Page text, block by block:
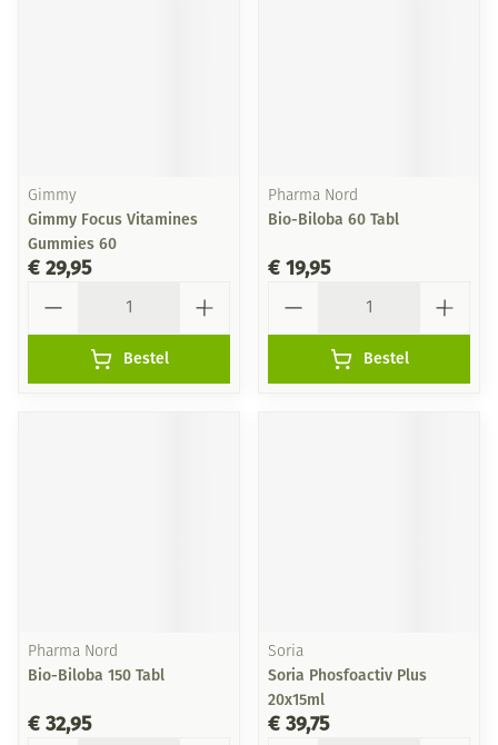
Gimmy
Gimmy Focus Vitamines
Gummies 60
€ 29,95
Bestel
Pharma Nord
Bio-Biloba 60 Tabl
€ 19,95
Bestel
Pharma Nord
Bio-Biloba 150 Tabl
€ 32,95
Soria
Soria Phosfoactiv Plus
20x15ml
€ 39,75